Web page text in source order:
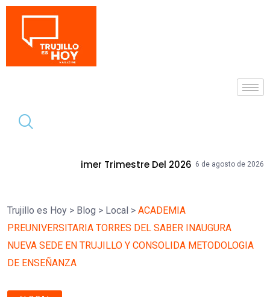
Del 2026 6 de agosto de 2026 Mallplaza Trujillo
Trujillo es Hoy > Blog > Local > ACADEMIA
PREUNIVERSITARIA TORRES DEL SABER INAUGURA
NUEVA SEDE EN TRUJILLO Y CONSOLIDA METODOLOGIA
DE ENSEÑANZA